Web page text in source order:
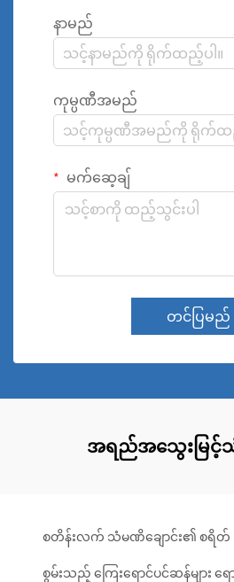
နာမည်
ကုမ္ပဏီအမည်
မက်ဆေ့ချ်
တင်ပြမည်
အရည်အသွေးမြင့်
စတိန်းလက် သံမဏိချောင်း၏ စရိတ်
စွမ်းသည့် ကြေးရောင်ပင်ဆန်များ ရော